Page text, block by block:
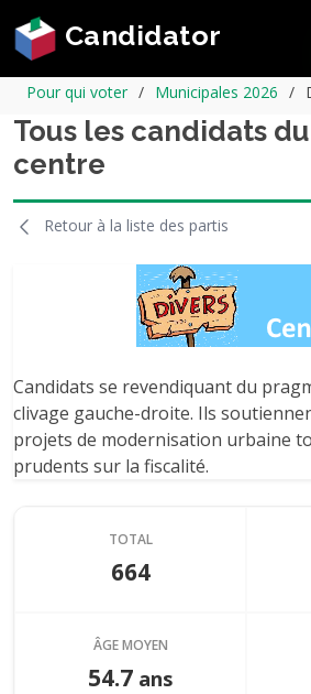
Candidator
Pour qui voter Municipales 2026
Tous les candidats
centre
Retour à la liste des partis
Candidats se revendiquant du
clivage gauche-droite. Ils
projets de modernisation urbaine
prudents sur la fiscalité.
TOTAL
664
ÂGE MOYEN
54.7 ans